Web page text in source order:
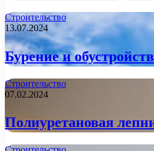
Строительство
13.07.2024
Бурение и
Строительство
07.02.2024
Полиуретановая